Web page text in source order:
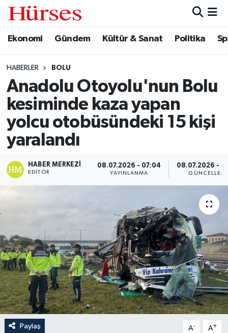
Ekonomi Gündem Kültür & Sanat Politika
HABERLER BOLU
Anadolu Otoyolu'nun Bolu
kesiminde kaza yapan
yolcu otobüsündeki 15 kişi
yaralandı
HABER MERKEZI
EDITÖR
08.07.2026 - 07:04
YAYINLANMA
08.07.2026 -
Paylaş A- A+
Ekonomi
Gündem
Kültür & Sanat
Politika
Spor
Turizm
Hava Durumu
Trafik Durumu
Süper Lig Puan Durumu ve Fikstür
Tüm Manşetler
Son Dakika Haberleri
Haber Arşivi